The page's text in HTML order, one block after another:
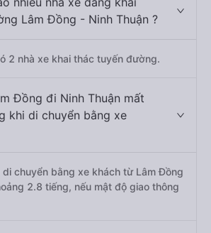
Lâm Đồng - Ninh Thuận ?
2 nhà xe khai thác tuyến đường.
Đồng đi Ninh Thuận mất
khi di chuyển bằng xe
di chuyển bằng xe khách từ Lâm Đồng
2.8 tiếng, nếu mật độ giao thông